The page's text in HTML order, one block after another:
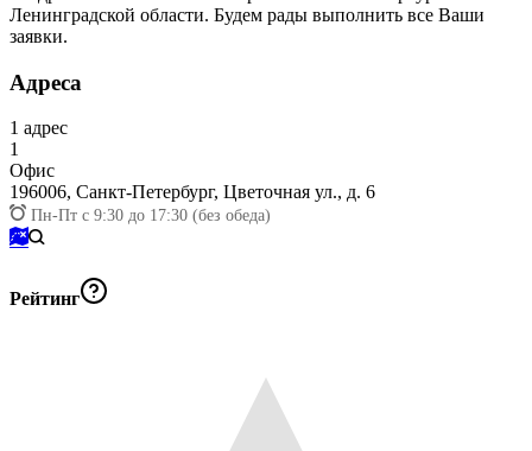
Ленинградской области. Будем рады выполнить все Ваши
заявки.
Адреса
1 адрес
1
Офис
196006, Санкт-Петербург, Цветочная ул., д. 6
Пн-Пт с 9:30 до 17:30 (без обеда)
Рейтинг